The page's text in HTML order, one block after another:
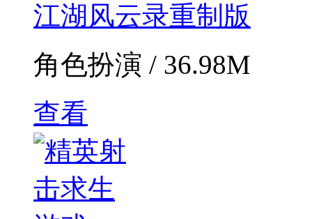
江湖风云录重制版
角色扮演 / 36.98M
查看